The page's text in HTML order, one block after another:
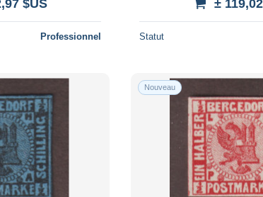
$US
Professionnel
±
Statut
Nouveau